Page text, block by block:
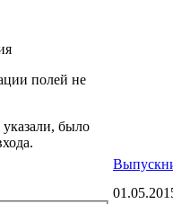
полей не
было